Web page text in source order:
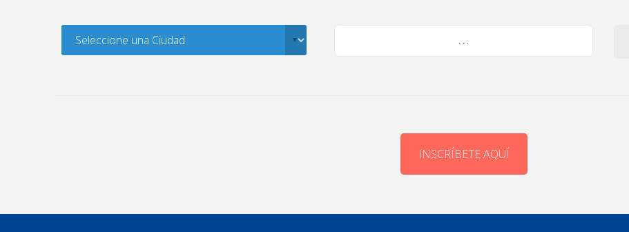
. . .
INSCRÍBETE AQUÍ